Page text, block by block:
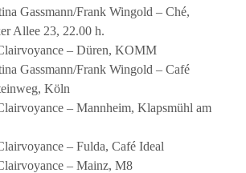
Gassmann/Frank Wingold – Ché,
Allee 23, 22.00 h.
– Düren, KOMM
Gassmann/Frank Wingold – Café
Köln
– Mannheim, Klapsmühl am
– Fulda, Café Ideal
– Mainz, M8